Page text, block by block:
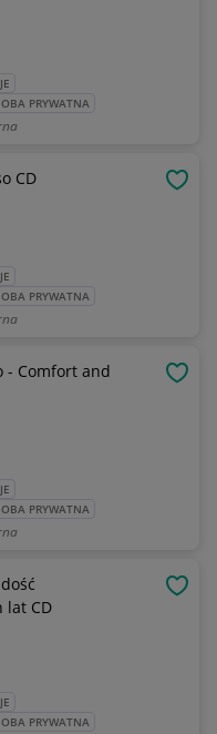
PRYWATNA
CD
PRYWATNA
- Comfort and
PRYWATNA
lat CD
PRYWATNA